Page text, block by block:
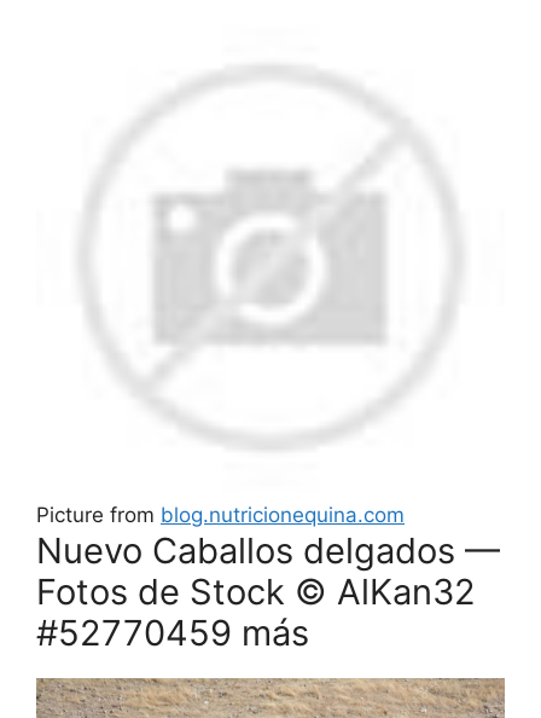
Picture from blog.nutricionequina.com
Nuevo Caballos delgados —
Fotos de Stock © AlKan32
#52770459 más